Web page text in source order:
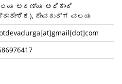
ಅರಣ್ಯ ಅಧಿಕಾರಿ
ದೇವದುರ್ಗ ವಲಯ